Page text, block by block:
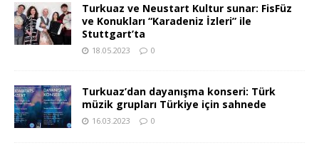
Turkuaz ve Neustart Kultur sunar: FisFüz
ve Konukları “Karadeniz İzleri” ile
Stuttgart’ta
18.05.2023 0
Turkuaz’dan dayanışma konseri: Türk
müzik grupları Türkiye için sahnede
16.03.2023 0